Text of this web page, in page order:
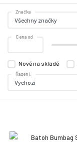
Značka
Cena od
Nově na skladě
Řazení: